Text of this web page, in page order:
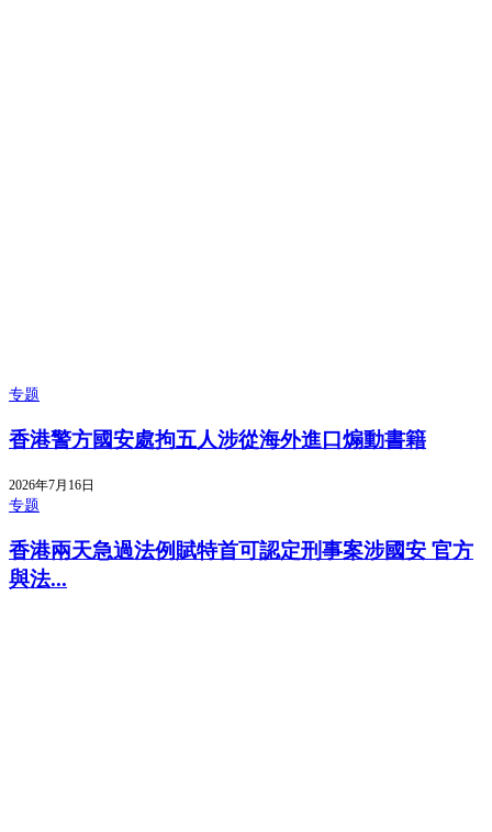
专题
香港警方國安處拘五人涉從海外進口煽動書籍
2026年7月16日
专题
香港兩天急過法例賦特首可認定刑事案涉國安 官方
與法...